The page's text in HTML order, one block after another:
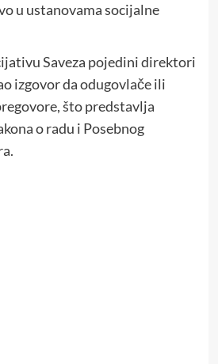
u ustanovama socijalne
Saveza pojedini direktori
izgovor da odugovlače ili
što predstavlja
o radu i Posebnog